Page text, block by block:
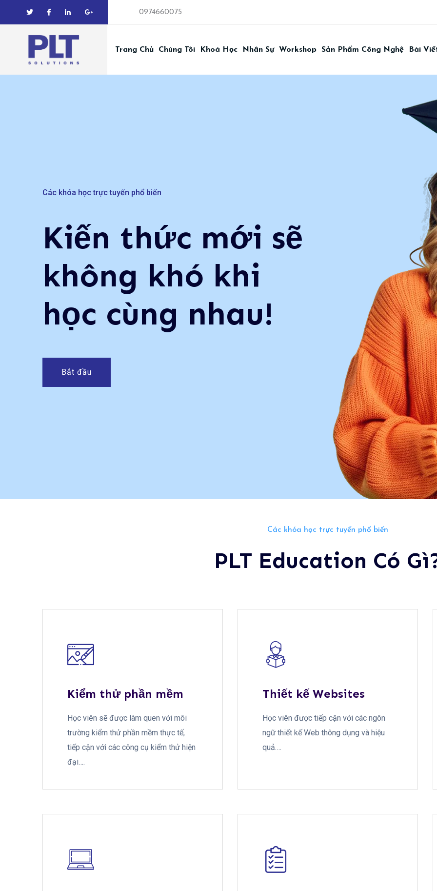
0974660075
Trang Chủ Chúng Tôi Khoá Học Nhân Sự Workshop Sản Phẩm Công Nghệ Bài
Các khóa học trực tuyến phổ biến
Kiến thức mới sẽ
không khó khi
học cùng nhau!
Bắt đầu
Các khóa học trực tuyến phổ biến
Cùng nhau học
hỏi và phát triển
bản thân!
Bắt đầu
Các khóa học trực tuyến phổ biến
PLT Education Có
Kiểm thử phần mềm
Học viên sẽ được làm quen với môi
trường kiểm thử phần mềm thực tế,
tiếp cận với các công cụ kiểm thử hiện
đại….
Thiết kế Websites
Học viên được tiếp cận với các ngôn
ngữ thiết kế Web thông dụng và hiệu
quả….